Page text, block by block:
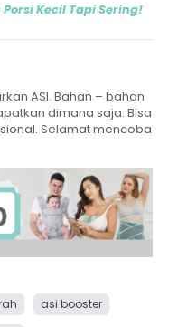
Kecil Tapi Sering!
ASI. Bahan – bahan
dimana saja. Bisa
Selamat mencoba
asi booster